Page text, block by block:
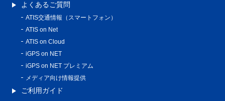
よくあるご質問
ATIS交通情報（スマートフォン）
ATIS on Net
ATIS on Cloud
iGPS on NET
iGPS on NET プレミアム
メディア向け情報提供
ご利用ガイド